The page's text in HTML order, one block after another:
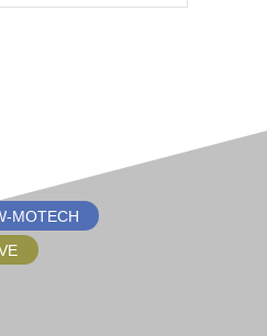
MOTECH